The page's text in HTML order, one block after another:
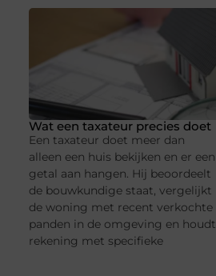
Wat een taxateur precies doet
Een taxateur doet meer dan
alleen een huis bekijken en er een
getal aan hangen. Hij beoordeelt
de bouwkundige staat, vergelijkt
de woning met recent verkochte
panden in de omgeving en houdt
rekening met specifieke